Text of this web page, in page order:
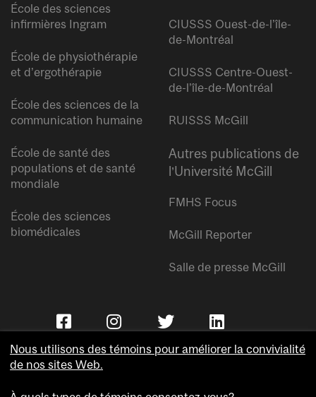
École des sciences
infirmières Ingram
École de physiothérapie
et d’ergothérapie
École des sciences de la
communication humaine
École de santé des
populations et de santé
mondiale
École des sciences
biomédicales
CIUSSS Ouest-de-l’île-
de-Montréal
CIUSSS Centre-Ouest-
de-l’île-de-Montréal
RUISSS McGill
Autres publications de
l’Université McGill
FMHS Focus
McGill Reporter
Salle de presse McGill
Nous utilisons des témoins pour améliorer la convivialité
de nos sites Web.